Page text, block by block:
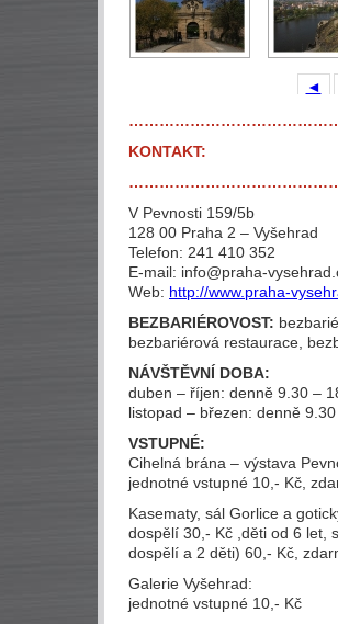
◄
KONTAKT:
V Pevnosti 159/5b
128 00 Praha 2 – Vyšehrad
Telefon: 241 410 352
E-mail: info@praha-
Web: http://www.praha-
BEZBARIÉROVOST:
bezbariérová restaurace,
NÁVŠTĚVNÍ DOBA:
duben – říjen: denně 9.30 –
listopad – březen: denně
VSTUPNÉ:
Cihelná brána – výstava
jednotné vstupné 10,- Kč,
Kasematy, sál Gorlice a
dospělí 30,- Kč ,děti od 6 let,
dospělí a 2 děti) 60,- Kč,
Galerie Vyšehrad:
jednotné vstupné 10,- Kč